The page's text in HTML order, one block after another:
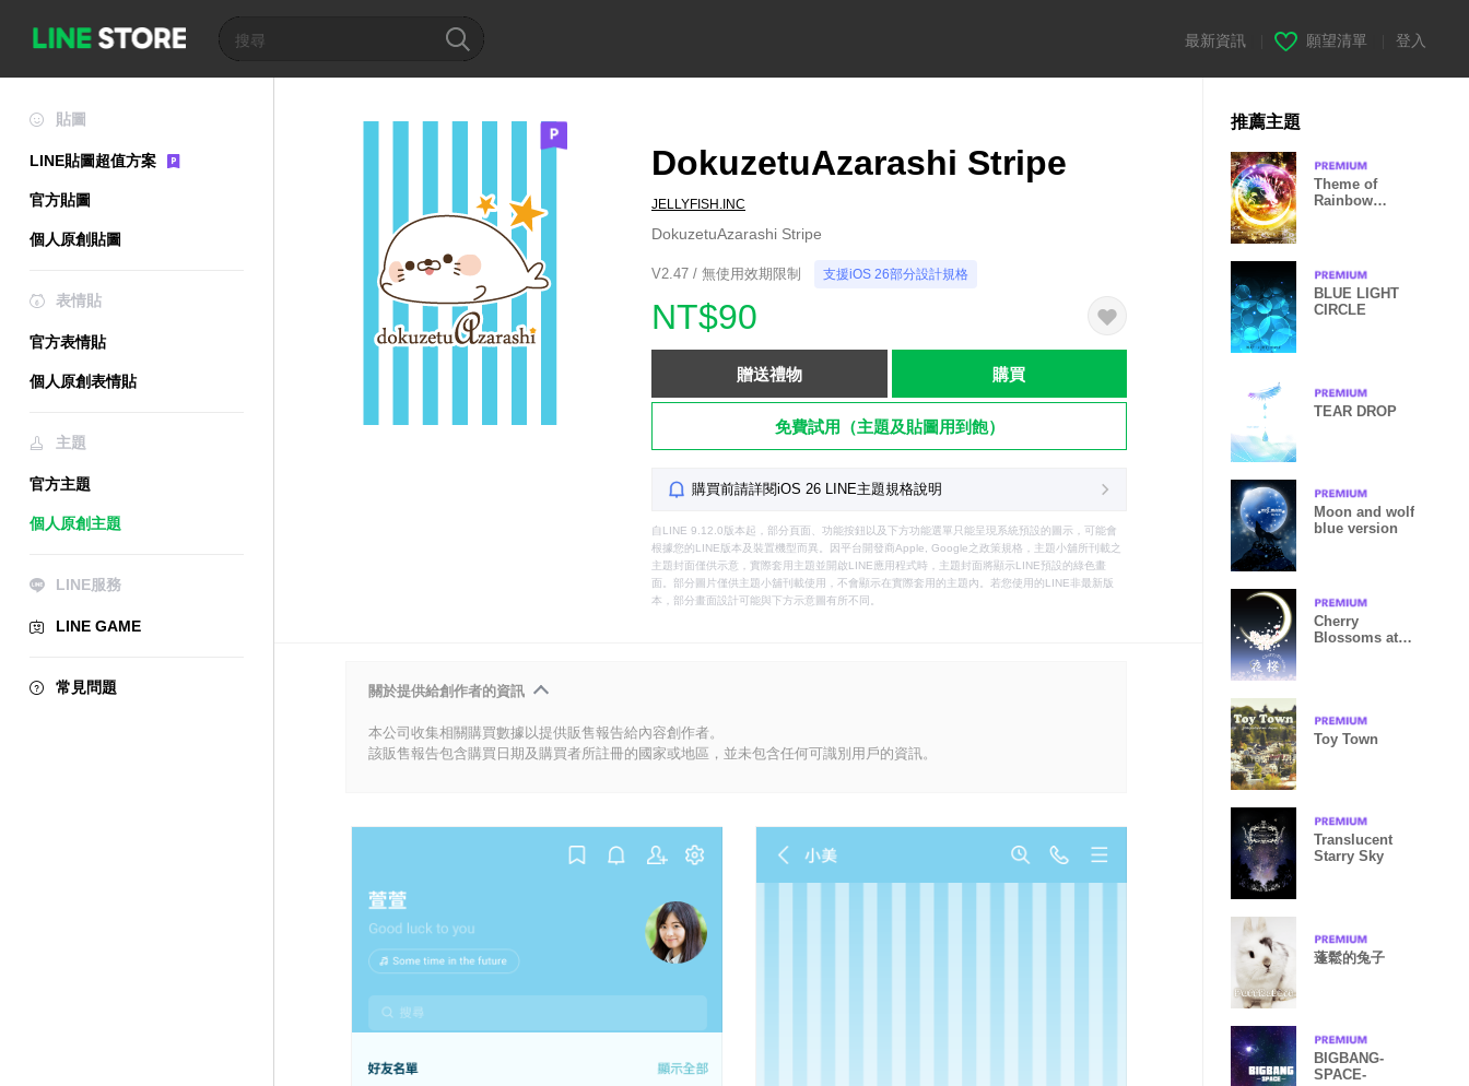
最新資訊 願望清單 登入
貼圖
LINE貼圖超值方案
官方貼圖
個人原創貼圖
表情貼
官方表情貼
個人原創表情貼
主題
官方主題
個人原創主題
LINE服務
LINE GAME
常見問題
DokuzetuAzarashi Stripe
JELLYFISH.INC
DokuzetuAzarashi Stripe
V2.47 / 無使用效期限制 支援iOS 26部分設計規格
NT$90
贈送禮物 購買
免費試用（主題及貼圖用到飽）
購買前請詳閱iOS 26 LINE主題規格說明
自LINE 9.12.0版本起，部分頁面、功能按鈕以及下方功能選單只能呈現系統預設的圖示，可能會
根據您的LINE版本及裝置機型而異。因平台開發商Apple, Google之政策規格，主題小舖所刊載之
主題封面僅供示意，實際套用主題並開啟LINE應用程式時，主題封面將顯示LINE預設的綠色畫
面。部分圖片僅供主題小舖刊載使用，不會顯示在實際套用的主題內。若您使用的LINE非最新版
本，部分畫面設計可能與下方示意圖有所不同。
關於提供給創作者的資訊
本公司收集相關購買數據以提供販售報告給內容創作者。
該販售報告包含購買日期及購買者所註冊的國家或地區，並未包含任何可識別用戶的資訊。
推薦主題
Theme of
Rainbow
BLUE LIGHT
CIRCLE
TEAR DROP
Moon and wolf
blue version
Cherry
Blossoms at
Toy Town
Translucent
Starry Sky
蓬鬆的兔子
BIGBANG-
SPACE-